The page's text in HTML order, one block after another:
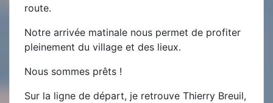
route.
Notre arrivée matinale nous permet de profiter
pleinement du village et des lieux.
Nous sommes prêts !
Sur la ligne de départ, je retrouve Thierry Breuil,